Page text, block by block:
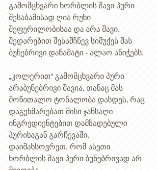
გამომცხვარი ხორბლის შავი პური
შესაბამისად ღია რუხი
შეფერილობისაა და არა შავი.
შედარებით შესამჩნევ სიმუქეს მას
ბუნებრივი დანამატი - ალაო ანიჭებს.
„კოლერით“ გამომცხვარი პური
არაბუნებრივი შავია, თანაც მას
მოწითალო ტონალობა დასდეს, რაც
დაგეხმარებათ მისი ჯანსაღი
ინგრედიენტებით დამზადებული
პურისაგან გარჩევაში.
დაიმახსოვრეთ, რომ ასეთი
ხორბლის შავი პური ბუნებრივად არ